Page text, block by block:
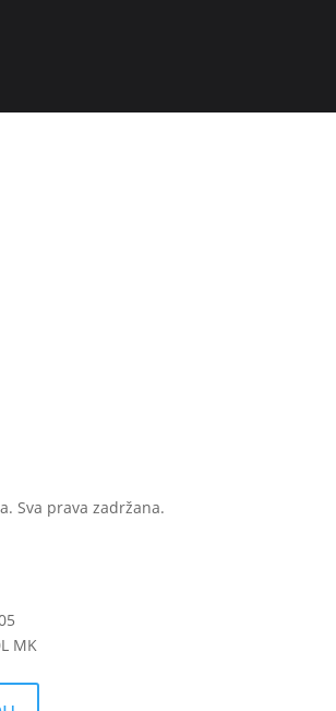
Sva prava zadržana.
MK